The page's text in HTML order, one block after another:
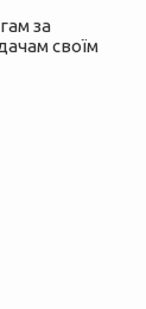
за
своїм